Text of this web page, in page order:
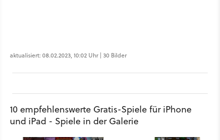
aktualisiert: 08.02.2023, 10:02 Uhr | 30 Bilder
10 empfehlenswerte Gratis-Spiele für iPhone
und iPad - Spiele in der Galerie